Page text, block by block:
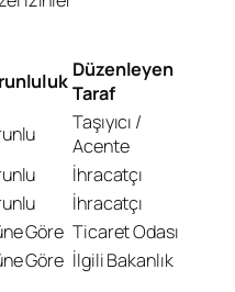
Düzenleyen
Taraf
Taşıyıcı /
Acente
İhracatçı
İhracatçı
Göre Ticaret Odası
Göre İlgili Bakanlık